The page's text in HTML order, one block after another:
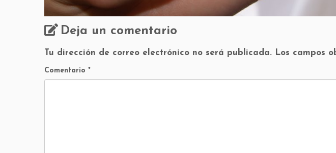
Deja un comentario
Tu dirección de correo electrónico no será publicada. Los campos
Comentario *